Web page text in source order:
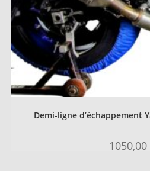
Demi-ligne d’échappement
1050,00